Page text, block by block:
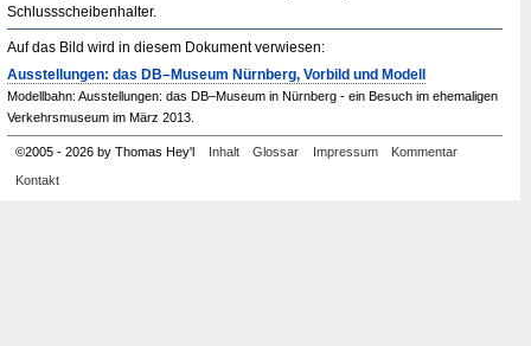
Schlussscheibenhalter.
Auf das Bild wird in diesem Dokument verwiesen:
Ausstellungen: das DB–Museum Nürnberg, Vorbild und Modell
Modellbahn: Ausstellungen: das DB–Museum in Nürnberg - ein Besuch im ehemaligen
Verkehrsmuseum im März 2013.
©2005- 2026 by Thomas Hey'l Inhalt Glossar Impressum
Kommentar
Kontakt